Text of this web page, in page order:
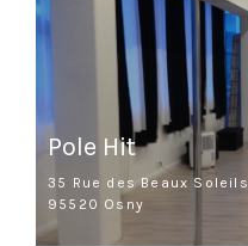
Pole Hit
35 Rue des Beaux Soleils
95520 Osny